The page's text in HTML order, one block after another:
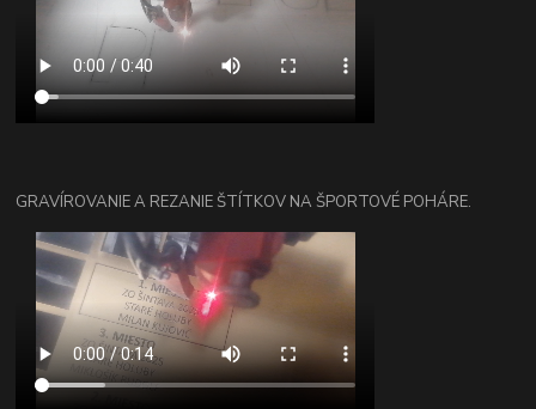
GRAVÍROVANIE A REZANIE ŠTÍTKOV NA ŠPORTOVÉ POHÁRE.